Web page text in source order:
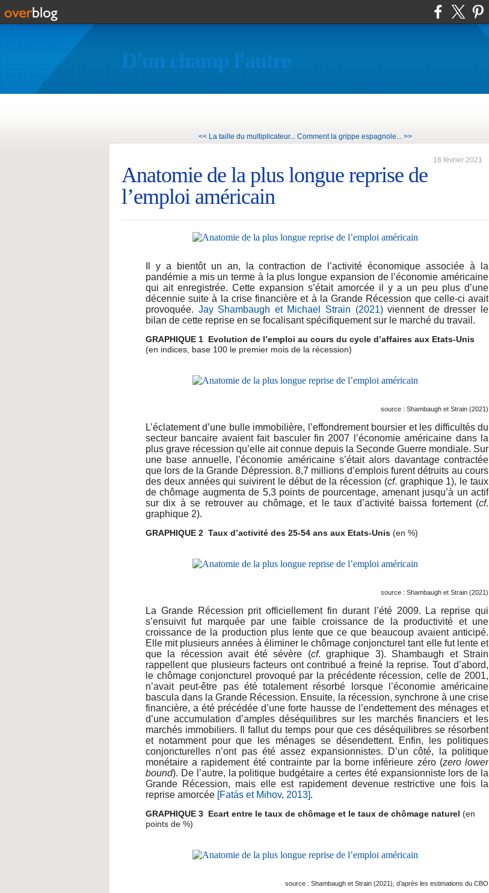
D'un champ l'autre
<< La taille du multiplicateur... Comment la grippe espagnole... >>
16 février 2021
Anatomie de la plus longue reprise de
l’emploi américain
Il y a bientôt un an, la contraction de l’activité économique associée à la
pandémie a mis un terme à la plus longue expansion de l’économie américaine
qui ait enregistrée. Cette expansion s’était amorcée il y a un peu plus d’une
décennie suite à la crise financière et à la Grande Récession que celle-ci avait
provoquée. Jay Shambaugh et Michael Strain (2021)viennent de dresser le
bilan de cette reprise en se focalisant spécifiquement sur le marché du travail.
GRAPHIQUE 1 Evolution de l’emploi au cours du cycle d’affaires aux Etats-Unis
(en indices, base 100 le premier mois de la récession)
source : Shambaugh et Strain (2021)
L’éclatement d’une bulle immobilière, l’effondrement boursier et les difficultés du
secteur bancaire avaient fait basculer fin 2007 l’économie américaine dans la
plus grave récession qu’elle ait connue depuis la Seconde Guerre mondiale. Sur
une base annuelle, l’économie américaine s’était alors davantage contractée
que lors de la Grande Dépression. 8,7 millions d’emplois furent détruits au cours
des deux années qui suivirent le début de la récession (cf. graphique 1), le taux
de chômage augmenta de 5,3 points de pourcentage, amenant jusqu’à un actif
sur dix à se retrouver au chômage, et le taux d’activité baissa fortement (cf.
graphique 2).
GRAPHIQUE 2 Taux d’activité des 25-54 ans aux Etats-Unis (en %)
source : Shambaugh et Strain (2021)
La Grande Récession prit officiellement fin durant l’été 2009. La reprise qui
s’ensuivit fut marquée par une faible croissance de la productivité et une
croissance de la production plus lente que ce que beaucoup avaient anticipé.
Elle mit plusieurs années à éliminer le chômage conjoncturel tant elle fut lente et
que la récession avait été sévère (cf. graphique 3). Shambaugh et Strain
rappellent que plusieurs facteurs ont contribué a freiné la reprise. Tout d’abord,
le chômage conjoncturel provoqué par la précédente récession, celle de 2001,
n’avait peut-être pas été totalement résorbé lorsque l’économie américaine
bascula dans la Grande Récession. Ensuite, la récession, synchrone à une crise
financière, a été précédée d’une forte hausse de l’endettement des ménages et
d’une accumulation d’amples déséquilibres sur les marchés financiers et les
marchés immobiliers. Il fallut du temps pour que ces déséquilibres se résorbent
et notamment pour que les ménages se désendettent. Enfin, les politiques
conjoncturelles n’ont pas été assez expansionnistes. D’un côté, la politique
monétaire a rapidement été contrainte par la borne inférieure zéro (zero lower
bound). De l’autre, la politique budgétaire a certes été expansionniste lors de la
Grande Récession, mais elle est rapidement devenue restrictive une fois la
reprise amorcée [Fatás et Mihov, 2013].
GRAPHIQUE 3 Ecart entre le taux de chômage et le taux de chômage naturel (en
points de %)
source : Shambaugh et Strain (2021), d’après les estimations du CBO